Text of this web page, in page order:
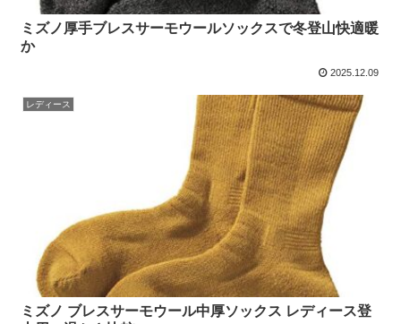
ミズノ厚手ブレスサーモウールソックスで冬登山快適暖
か
2025.12.09
レディース
ミズノ ブレスサーモウール中厚ソックス レディース登